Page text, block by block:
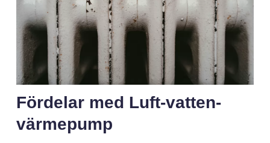
Fördelar med Luft-vatten-
värmepump